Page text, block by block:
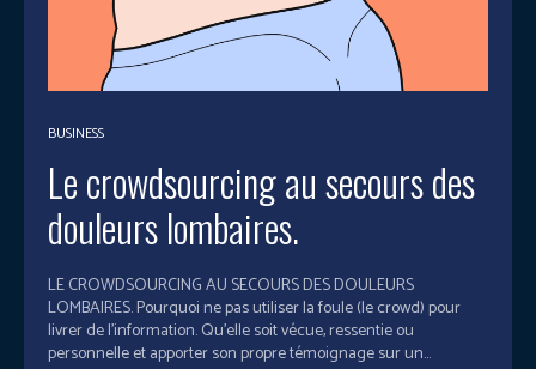
BUSINESS
Le crowdsourcing au secours des
douleurs lombaires.
LE CROWDSOURCING AU SECOURS DES DOULEURS
LOMBAIRES. Pourquoi ne pas utiliser la foule (le crowd) pour
livrer de l’information. Qu'elle soit vécue, ressentie ou
personnelle et apporter son propre témoignage sur un...